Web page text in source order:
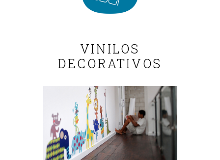
VINILOS
DECORATIVOS